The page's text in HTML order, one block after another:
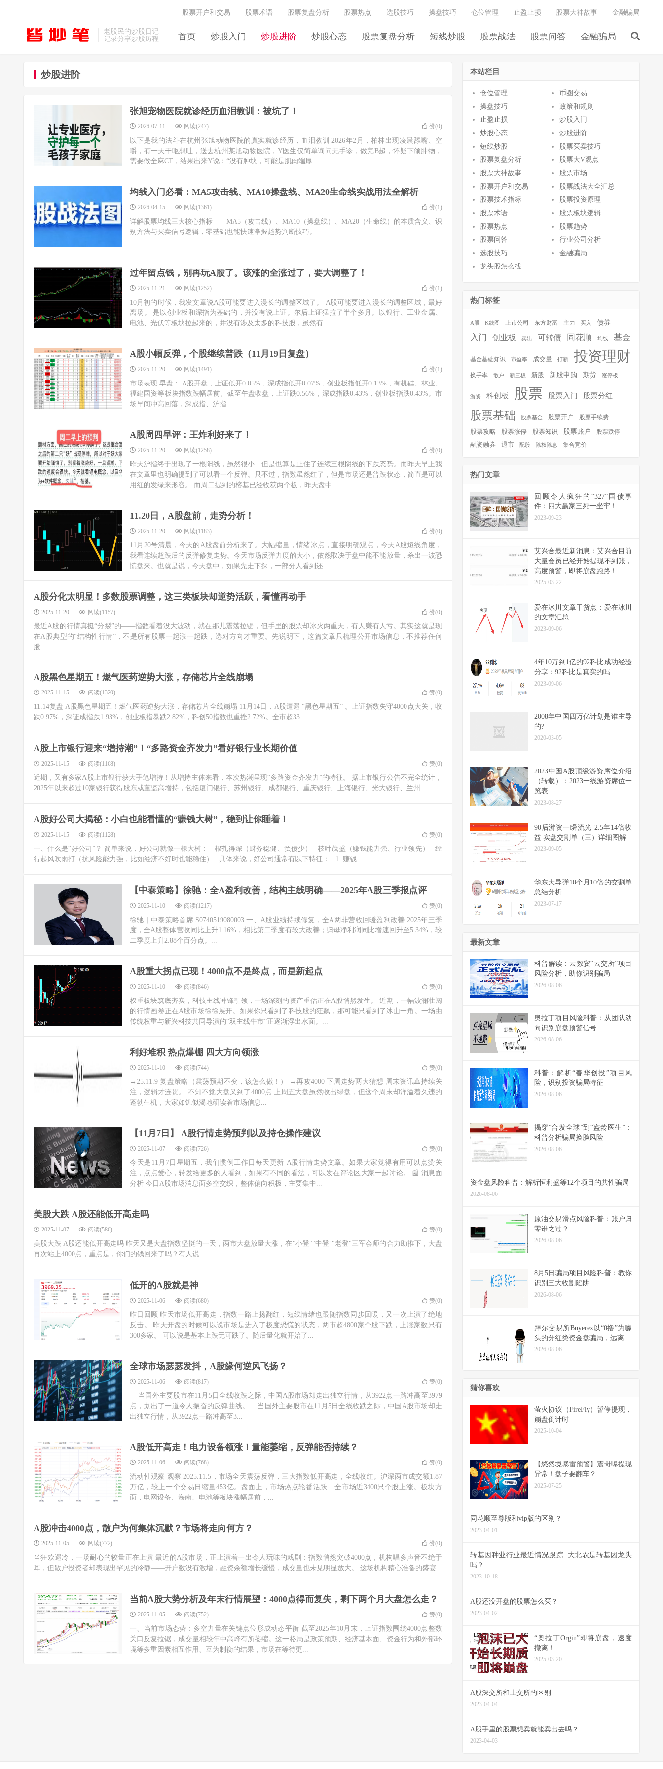
老股民的炒股日记
记录分享炒股历程
首页 炒股入门 炒股进阶 炒股心态 股票复盘分析 短线炒股 股票战法 股票问答 金融骗局
股票开户和交易 股票术语 股票复盘分析 股票热点 选股技巧 操盘技巧 仓位管理 止盈止损 股票大神故事 金融骗局
炒股进阶
​张旭宠物医院就诊经历血泪教训：被坑了！
2026-07-11 阅读(247) 赞(0)
以下是我的法斗在杭州张旭动物医院的真实就诊经历，血泪教训 2026年2月，柏林出现凌晨舔嘴、空
嚼，有一天干呕想吐，送去杭州某旭动物医院，Y医生仅简单询问无手诊，做完B超，怀疑下颌肿物，
需要做全麻CT，结果出来Y说：“没有肿块，可能是肌肉端厚...
均线入门必看：MA5攻击线、MA10操盘线、MA20生命线实战用法全解析
2026-04-15 阅读(1361) 赞(1)
详解股票均线三大核心指标——MA5（攻击线）、MA10（操盘线）、MA20（生命线）的本质含义、识
别方法与买卖信号逻辑，零基础也能快速掌握趋势判断技巧。
过年留点钱，别再玩A股了。该涨的全涨过了，要大调整了！
2025-11-21 阅读(1252) 赞(1)
10月初的时候，我发文章说A股可能要进入漫长的调整区域了。 A股可能要进入漫长的调整区域，最好
离场。 是以创业板和深指为基础的，并没有说上证。尔后上证猛拉了半个多月。以银行、工业金属、
电池、光伏等板块拉起来的，并没有涉及太多的科技股，虽然有...
A股小幅反弹，个股继续普跌（11月19日复盘）
2025-11-20 阅读(1491) 赞(1)
市场表现 早盘： A股开盘，上证低开0.05%，深成指低开0.07%，创业板指低开0.13%，有机硅、林业、
福建国资等板块指数跌幅居前。截至午盘收盘，上证跌0.56%，深成指跌0.43%，创业板指跌0.43%。市
场早间冲高回落，深成指、沪指...
A股周四早评：王炸利好来了！
2025-11-20 阅读(1258) 赞(0)
昨天沪指终于出现了一根阳线，虽然很小，但是也算是止住了连续三根阴线的下跌态势。而昨天早上我
在文章里也明确提到了可以看一个反弹。只不过，指数虽然红了，但是市场还是普跌状态，简直是可以
用红的发绿来形容。 而周二提到的榕基已经收获两个板，昨天盘中...
11.20日，A股盘前，走势分析！
2025-11-20 阅读(1183) 赞(0)
11月20号清晨，今天的A股盘前分析来了。大幅缩量，情绪冰点，直接明确观点，今天A股短线角度，
我看连续超跌后的反弹修复走势。今天市场反弹力度的大小，依然取决于盘中能不能放量，杀出一波恐
慌盘来。也就是说，今天盘中，如果先走下探，一部分人看到还...
A股分化太明显！多数股票调整，这三类板块却逆势活跃，看懂再动手
2025-11-20 阅读(1157) 赞(0)
最近A股的行情真挺“分裂”的——指数看着没大波动，就在那儿震荡拉锯，但手里的股票却冰火两重天，有人赚有人亏。其实这就是现
在A股典型的“结构性行情”，不是所有股票一起涨一起跌，选对方向才重要。先说明下，这篇文章只梳理公开市场信息，不推荐任何
股...
A股黑色星期五！燃气医药逆势大涨，存储芯片全线崩塌
2025-11-15 阅读(1320) 赞(0)
11.14复盘 A股黑色星期五！燃气医药逆势大涨，存储芯片全线崩塌 11月14日，A股遭遇 “黑色星期五” 。上证指数失守4000点大关，收
跌0.97%，深证成指跌1.93%，创业板指暴跌2.82%，科创50指数也重挫2.72%。全市超33...
A股上市银行迎来“增持潮”！“多路资金齐发力”看好银行业长期价值
2025-11-15 阅读(1168) 赞(0)
近期，又有多家A股上市银行获大手笔增持！从增持主体来看，本次热潮呈现“多路资金齐发力”的特征。 据上市银行公告不完全统计，
2025年以来超过10家银行获得股东或董监高增持，包括厦门银行、苏州银行、成都银行、重庆银行、上海银行、光大银行、兰州...
A股好公司大揭秘：小白也能看懂的“赚钱大树”，稳到让你睡着！
2025-11-15 阅读(1128) 赞(0)
一、什么是“好公司”？ 简单来说，好公司就像一棵大树： 根扎得深（财务稳健、负债少） 枝叶茂盛（赚钱能力强、行业领先） 经
得起风吹雨打（抗风险能力强，比如经济不好时也能稳住） 具体来说，好公司通常有以下特征： 1. 赚钱...
【中泰策略】徐驰：全A盈利改善，结构主线明确——2025年A股三季报点评
2025-11-10 阅读(1217) 赞(0)
徐驰｜中泰策略首席 S0740519080003 一、A股业绩持续修复，全A两非营收回暖盈利改善 2025年三季
度，全A股整体营收同比上升1.16%，相比第二季度有较大改善；归母净利润同比增速回升至5.34%，较
二季度上升2.88个百分点。...
A股重大拐点已现！4000点不是终点，而是新起点
2025-11-10 阅读(846) 赞(0)
权重板块筑底夯实，科技主线冲锋引领，一场深刻的资产重估正在A股悄然发生。 近期，一幅波澜壮阔
的行情画卷正在A股市场徐徐展开。如果你只看到了科技股的狂飙，那可能只看到了冰山一角。一场由
传统权重与新兴科技共同导演的“双主线牛市”正逐渐浮出水面。...
利好堆积 热点爆棚 四大方向领涨
2025-11-10 阅读(744) 赞(0)
→25.11.9 复盘策略（震荡预期不变，该怎么做！） →再攻4000 下周走势两大猜想 周末资讯🔺持续关
注，逻辑才连贯。 不知不觉大盘又到了4000点 上周五大盘虽然收出绿盘，但这个周末却洋溢着久违的
蓬勃生机，大家如饥似渴地研读着市场信息...
【11月7日】 A股行情走势预判以及持仓操作建议
2025-11-07 阅读(726) 赞(0)
今天是11月7日星期五，我们惯例工作日每天更新 A股行情走势文章。如果大家觉得有用可以点赞关
注，点点爱心，转发给更多的人看到，如果有不同的看法，可以发在评论区大家一起讨论。 📰 消息面
分析 今日A股市场消息面多空交织，整体偏向积极，主要集中...
美股大跌 A股还能低开高走吗
2025-11-07 阅读(586) 赞(0)
美股大跌 A股还能低开高走吗 昨天又是大盘指数坚挺的一天，两市大盘放量大涨，在"小登""中登""老登"三军会师的合力助推下，大盘
再次站上4000点，重点是，你们的钱回来了吗？有人说...
低开的A股就是神
2025-11-06 阅读(680) 赞(0)
昨日回顾 昨天市场低开高走，指数一路上扬翻红，短线情绪也跟随指数同步回暖，又一次上演了绝地
反击。 昨天开盘的时候可以说市场是进入了极度恐慌的状态，两市超4800家个股下跌，上涨家数只有
300多家。 可以说是基本上跌无可跌了。随后量化就开始了...
全球市场瑟瑟发抖，A股缘何逆风飞扬？
2025-11-06 阅读(817) 赞(0)
当国外主要股市在11月5日全线收跌之际，中国A股市场却走出独立行情，从3922点一路冲高至3979
点，划出了一道令人振奋的反弹曲线。 当国外主要股市在11月5日全线收跌之际，中国A股市场却走
出独立行情，从3922点一路冲高至3...
A股低开高走！电力设备领涨！量能萎缩，反弹能否持续？
2025-11-06 阅读(768) 赞(0)
流动性观察 观察 2025.11.5，市场全天震荡反弹，三大指数低开高走，全线收红。沪深两市成交额1.87
万亿，较上一个交易日缩量453亿。盘面上，市场热点轮番活跃，全市场近3400只个股上涨。板块方
面，电网设备、海南、电池等板块涨幅居前，...
A股冲击4000点，散户为何集体沉默？市场将走向何方？
2025-11-05 阅读(772) 赞(0)
当狂欢遇冷，一场耐心的较量正在上演 最近的A股市场，正上演着一出令人玩味的戏剧：指数悄然突破4000点，机构唱多声音不绝于
耳，但散户投资者却表现出罕见的冷静——开户数没有激增，融资余额增长缓慢，成交量也未见明显放大。 这场机构精心准备的盛宴...
当前A股大势分析及年末行情展望：4000点得而复失，剩下两个月大盘怎么走？
2025-11-05 阅读(752) 赞(0)
一、当前市场态势：多空力量在关键点位形成动态平衡 截至2025年10月末，上证指数围绕4000点整数
关口反复拉锯，成交量相较年中高峰有所萎缩。这一格局是政策预期、经济基本面、资金行为和外部环
境等多重因素相互作用、互为制衡的结果，市场在等待更...
本站栏目
仓位管理
币圈交易
操盘技巧
政策和规则
止盈止损
炒股入门
炒股心态
炒股进阶
短线炒股
股票买卖技巧
股票复盘分析
股票大V观点
股票大神故事
股票市场
股票开户和交易
股票战法大全汇总
股票技术指标
股票投资原理
股票术语
股票板块逻辑
股票热点
股票趋势
股票问答
行业公司分析
选股技巧
金融骗局
龙头股怎么找
热门标签
A股 K线图 上市公司 东方财富 主力 买入 债券
入门 创业板 卖出 可转债 同花顺 均线 基金
基金基础知识 市盈率 成交量 打新 投资理财
换手率 散户 新三板 新股 新股申购 期货 涨停板
游资 科创板 股票 股票入门 股票分红
股票基础 股票基金 股票开户 股票手续费
股票攻略 股票涨停 股票知识 股票账户
股票跌停
融资融券
退市 配股 除权除息 集合竞价
热门文章
回顾令人疯狂的“327”国债事
件：四大赢家三死一坐牢！
2023-09-23
艾兴合最近新消息：艾兴合目前
大量会员已经开始提现不到账，
高度预警，即将崩盘跑路！
2025-03-22
爱在冰川文章干货点：爱在冰川
的文章汇总
2023-09-06
4年10万到1亿的92科比成功经验
分享：92科比是真实的吗
2023-09-06
2008年中国四万亿计划是谁主导
的?
2020-03-05
2023中国A股顶级游资席位介绍
（转载）：2023一线游资席位一
览表
2023-08-27
90后游资一瞬流光 2.5年14倍收
益 实盘交割单（三）详细图解
2023-09-05
华东大导弹10个月10倍的交割单
总结分析
2023-07-17
最新文章
科普解读：云数贸“云交所”项目
风险分析，助你识别骗局
2026-08-06
奥拉丁项目风险科普：从团队动
向识别崩盘预警信号
2026-08-06
科普：解析“春华创投”项目风
险，识别投资骗局特征
2026-08-06
揭穿“合发全球”到“盗龄医生”：
科普分析骗局换脸风险
2026-08-06
资金盘风险科普：解析恒利盛等12个项目的共性骗局
2026-08-06
原油交易滑点风险科普：账户归
零谁之过？
2026-08-06
8月5日骗局项目风险科普：教你
识别三大收割陷阱
2026-08-06
拜尔交易所Buyerex以“0撸”为噱
头的分红类资金盘骗局，远离
2026-08-06
猜你喜欢
萤火协议（FireFly）暂停提现，
崩盘倒计时
2025-10-04
【悠然境暴雷预警】震哥曝提现
异常！盘子要翻车？
2025-07-25
同花顺至尊版和vip版的区别？
2023-04-01
转基因种业行业最近情况跟踪: 大北农是转基因龙头
吗？
2023-10-18
A股还没开盘的股票怎么买？
2023-04-02
“奥拉丁Orgin”即将崩盘，速度
撤离！
2025-03-20
A股深交所和上交所的区别
2023-04-04
A股手里的股票想卖就能卖出去吗？
2023-04-03